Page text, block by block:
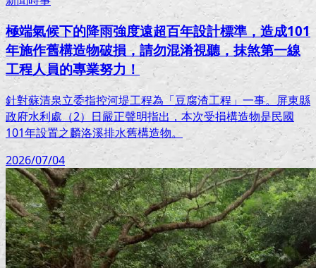
極端氣候下的降雨強度遠超百年設計標準，造成101
年施作舊構造物破損，請勿混淆視聽，抹煞第一線
工程人員的專業努力！
針對蘇清泉立委指控河堤工程為「豆腐渣工程」一事。屏東縣
政府水利處（2）日嚴正聲明指出，本次受損構造物是民國
101年設置之麟洛溪排水舊構造物。
2026/07/04